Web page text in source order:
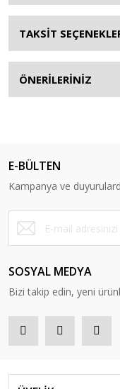
TAKSİT
ÖNERİLERİNİZ
E-BÜLTEN
Kampanya ve
SOSYAL MEDYA
Bizi takip edin, yeni